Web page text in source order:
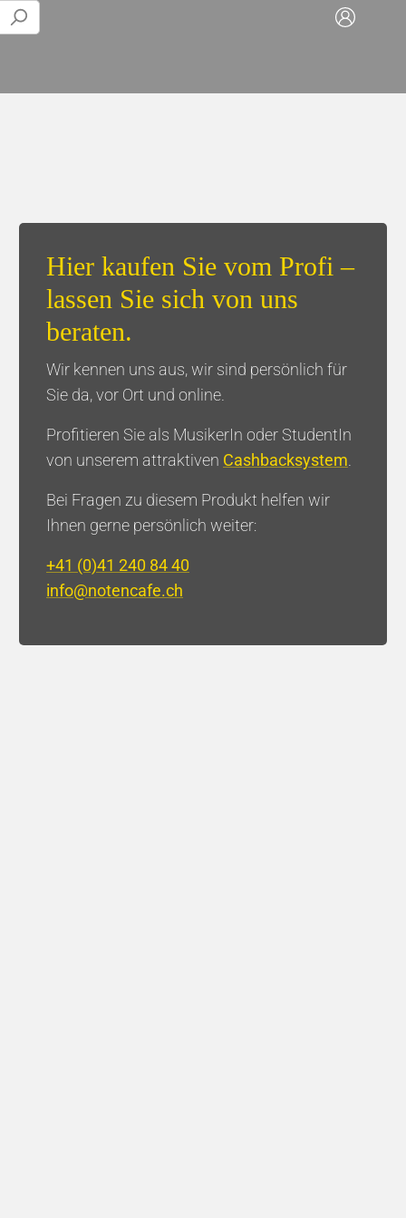
Euphonium
Tuba
Brass Factory - Jacob Vilhelm
Larsen
Newsletter
Kaffee
Geschenksets
Hier kaufen Sie vom Profi –
lassen Sie sich von uns
beraten.
Wir kennen uns aus, wir sind persönlich für
Sie da, vor Ort und online.
Profitieren Sie als MusikerIn oder StudentIn
von unserem attraktiven Cashbacksystem
Bei Fragen zu diesem Produkt helfen wir
Ihnen gerne persönlich weiter:
+41 (0)41 240 84 40
info@notencafe.ch